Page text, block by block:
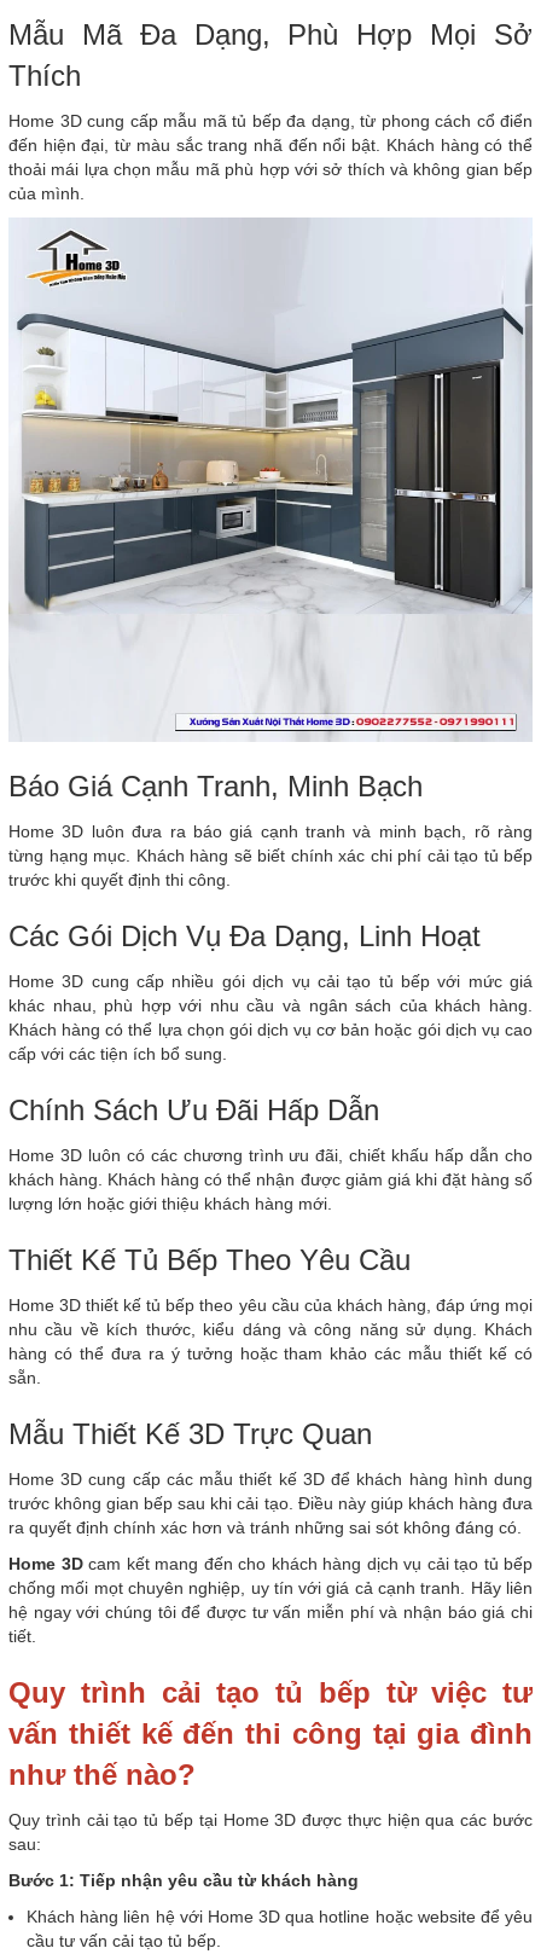
Mẫu Mã Đa Dạng, Phù Hợp Mọi Sở
Thích
Home 3D cung cấp mẫu mã tủ bếp đa dạng, từ phong cách cổ điển
đến hiện đại, từ màu sắc trang nhã đến nổi bật. Khách hàng có thể
thoải mái lựa chọn mẫu mã phù hợp với sở thích và không gian bếp
của mình.
Báo Giá Cạnh Tranh, Minh Bạch
Home 3D luôn đưa ra báo giá cạnh tranh và minh bạch, rõ ràng
từng hạng mục. Khách hàng sẽ biết chính xác chi phí cải tạo tủ bếp
trước khi quyết định thi công.
Các Gói Dịch Vụ Đa Dạng, Linh Hoạt
Home 3D cung cấp nhiều gói dịch vụ cải tạo tủ bếp với mức giá
khác nhau, phù hợp với nhu cầu và ngân sách của khách hàng.
Khách hàng có thể lựa chọn gói dịch vụ cơ bản hoặc gói dịch vụ cao
cấp với các tiện ích bổ sung.
Chính Sách Ưu Đãi Hấp Dẫn
Home 3D luôn có các chương trình ưu đãi, chiết khấu hấp dẫn cho
khách hàng. Khách hàng có thể nhận được giảm giá khi đặt hàng số
lượng lớn hoặc giới thiệu khách hàng mới.
Thiết Kế Tủ Bếp Theo Yêu Cầu
Home 3D thiết kế tủ bếp theo yêu cầu của khách hàng, đáp ứng mọi
nhu cầu về kích thước, kiểu dáng và công năng sử dụng. Khách
hàng có thể đưa ra ý tưởng hoặc tham khảo các mẫu thiết kế có
sẵn.
Mẫu Thiết Kế 3D Trực Quan
Home 3D cung cấp các mẫu thiết kế 3D để khách hàng hình dung
trước không gian bếp sau khi cải tạo. Điều này giúp khách hàng đưa
ra quyết định chính xác hơn và tránh những sai sót không đáng có.
Home 3Dcam kết mang đến cho khách hàng dịch vụ cải tạo tủ bếp
chống mối mọt chuyên nghiệp, uy tín với giá cả cạnh tranh. Hãy liên
hệ ngay với chúng tôi để được tư vấn miễn phí và nhận báo giá chi
tiết.
Quy trình cải tạo tủ bếp từ việc tư
vấn thiết kế đến thi công tại gia đình
như thế nào?
Quy trình cải tạo tủ bếp tại Home 3D được thực hiện qua các bước
sau:
Bước 1: Tiếp nhận yêu cầu từ khách hàng
Khách hàng liên hệ với Home 3D qua hotline hoặc website để yêu
cầu tư vấn cải tạo tủ bếp.